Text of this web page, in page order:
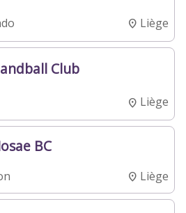
Liège
Club
Liège
BC
Liège